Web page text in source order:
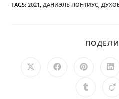
TAGS:2021, ДАНИЭЛЬ ПОНТИУС,
Открывается
Открывается
новом
в
новом
в